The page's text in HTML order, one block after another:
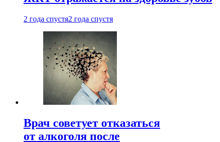
2 года спустя2 года спустя
Врач советует отказаться
от алкоголя после